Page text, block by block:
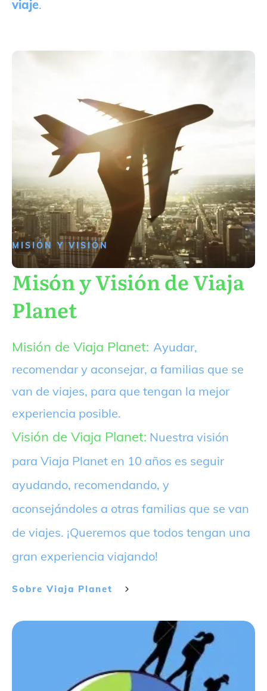
viaje.
MISIÓN Y VISIÓN
Misón y Visión de Viaja
Planet
Misión de Viaja Planet: Ayudar,
recomendar y aconsejar, a familias que se
van de viajes, para que tengan la mejor
experiencia posible.
Visión de Viaja Planet: Nuestra visión
para Viaja Planet en 10 años es seguir
ayudando, recomendando, y
aconsejándoles a otras familias que se van
de viajes. ¡Queremos que todos tengan una
gran experiencia viajando!
Sobre Viaja Planet